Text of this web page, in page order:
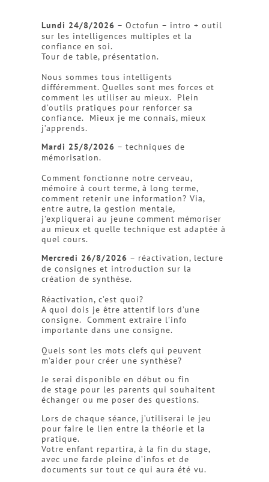
Lundi 24/8/2026 – Octofun – intro + outil
sur les intelligences multiples et la
confiance en soi.
Tour de table, présentation.
Nous sommes tous intelligents
différemment. Quelles sont mes forces et
comment les utiliser au mieux. Plein
d’outils pratiques pour renforcer sa
confiance. Mieux je me connais, mieux
j’apprends.
Mardi 25/8/2026 – techniques de
mémorisation.
Comment fonctionne notre cerveau,
mémoire à court terme, à long terme,
comment retenir une information? Via,
entre autre, la gestion mentale,
j’expliquerai au jeune comment mémoriser
au mieux et quelle technique est adaptée à
quel cours.
Mercredi 26/8/2026 – réactivation, lecture
de consignes et introduction sur la
création de synthèse.
Réactivation, c’est quoi?
A quoi dois je être attentif lors d’une
consigne. Comment extraire l’info
importante dans une consigne.
Quels sont les mots clefs qui peuvent
m’aider pour créer une synthèse?
Je serai disponible en début ou fin
de stage pour les parents qui souhaitent
échanger ou me poser des questions.
Lors de chaque séance, j’utiliserai le jeu
pour faire le lien entre la théorie et la
pratique.
Votre enfant repartira, à la fin du stage,
avec une farde pleine d’infos et de
documents sur tout ce qui aura été vu.